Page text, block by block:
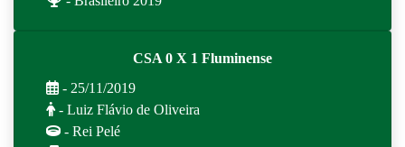
CSA 0 X 1 Fluminense
- 25/11/2019
- Luiz Flávio de Oliveira
- Rei Pelé